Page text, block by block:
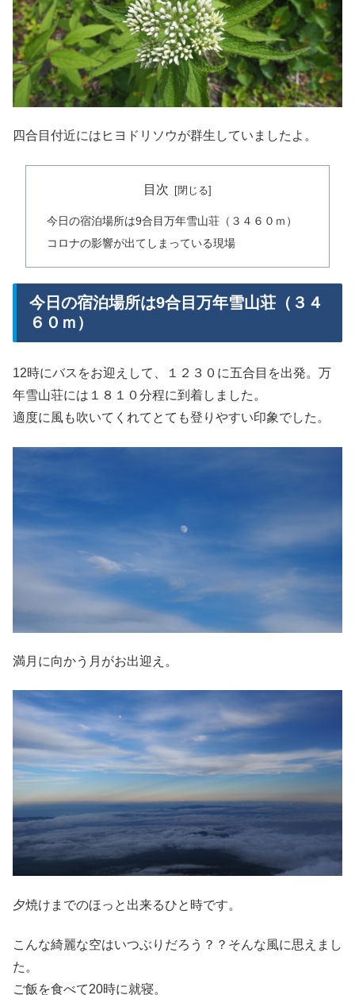
四合目付近にはヒヨドリソウが群生していましたよ。
目次
今日の宿泊場所は9合目万年雪山荘（３４６０ｍ）
コロナの影響が出てしまっている現場
今日の宿泊場所は9合目万年雪山荘（３４
６０ｍ）
12時にバスをお迎えして、１２３０に五合目を出発。万
年雪山荘には１８１０分程に到着しました。
適度に風も吹いてくれてとても登りやすい印象でした。
満月に向かう月がお出迎え。
夕焼けまでのほっと出来るひと時です。
こんな綺麗な空はいつぶりだろう？？そんな風に思えまし
た。
ご飯を食べて20時に就寝。